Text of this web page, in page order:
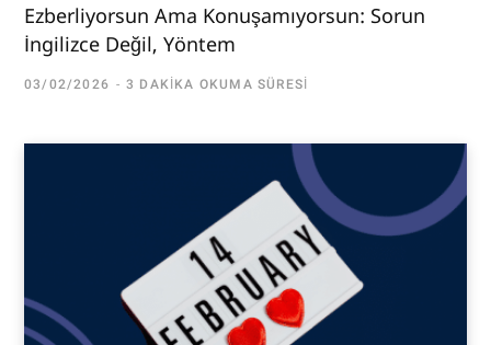
Ezberliyorsun Ama Konuşamıyorsun: Sorun
İngilizce Değil, Yöntem
03/02/2026 3 DAKIKA OKUMA SÜRESI